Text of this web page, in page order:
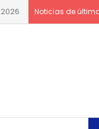
Noticias de